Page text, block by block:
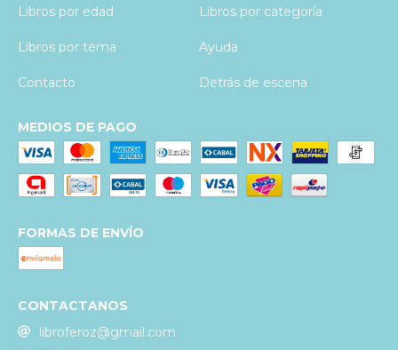
Libros por edad
Libros por categoría
Libros por tema Ayuda
Contacto Detrás de escena
MEDIOS DE PAGO
FORMAS DE ENVÍO
CONTACTANOS
libroferoz@gmail.com